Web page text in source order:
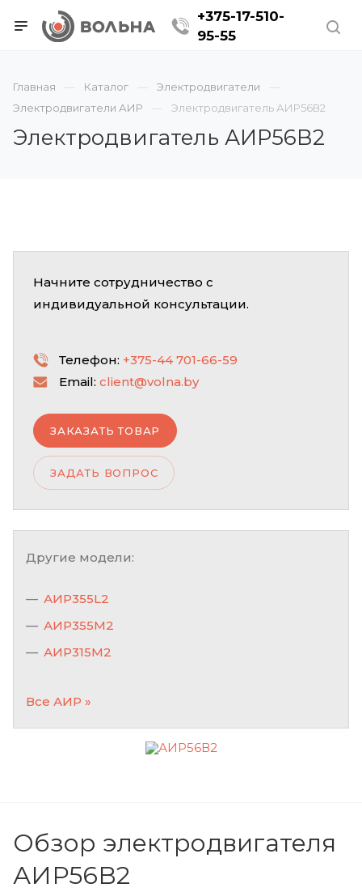
+375-17-510-
95-55
Главная Каталог
Электродвигатели
Электродвигатели АИР
Электродвигатель АИР56В2
Электродвигатель АИР56В2
Начните сотрудничество с
индивидуальной консультации.
Телефон: +375-44 701-66-59
Email: client@volna.by
ЗАКАЗАТЬ ТОВАР
ЗАДАТЬ ВОПРОС
Другие модели:
АИР355L2
АИР355М2
АИР315M2
Все АИР »
Обзор электродвигателя
АИР56В2